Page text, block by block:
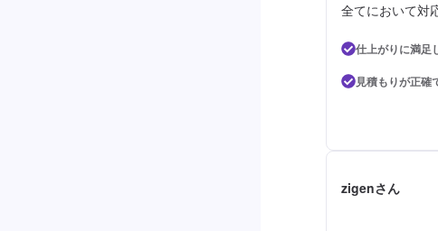
全てにおいて対
仕上がりに満足
見積もりが正確
zigenさん